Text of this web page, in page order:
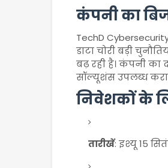
कंपनी का
TechD
डाटा चोरी बड़ी
बढ़ रही है। कंपनी का
सॉल्यूशंस उपलब्ध
निवेशकों के
तारीखें: इश्यू 15